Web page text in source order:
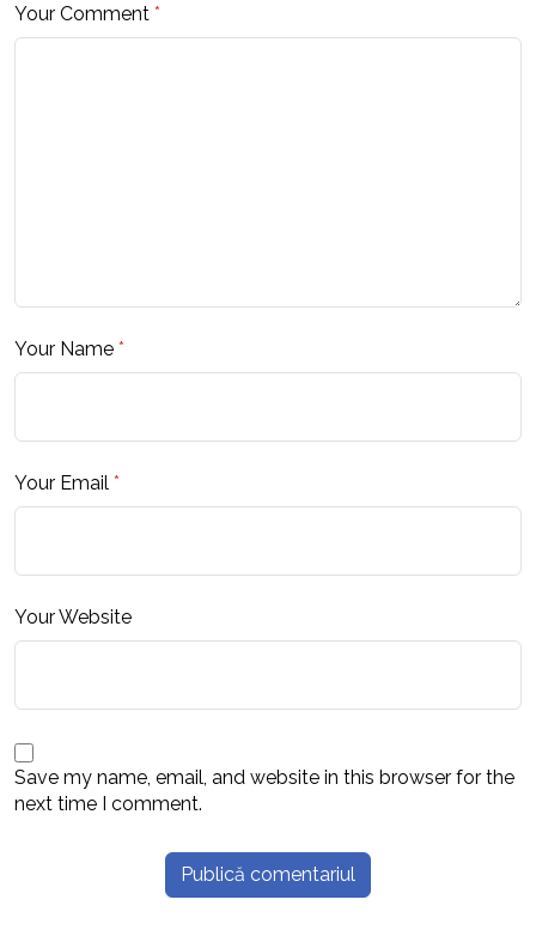
Your Comment *
Your Name *
Your Email *
Your Website
Save my name, email, and website in this browser for the
next time I comment.